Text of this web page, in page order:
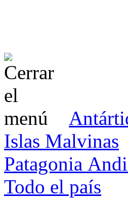
Islas Malvinas
Patagonia
Todo el país